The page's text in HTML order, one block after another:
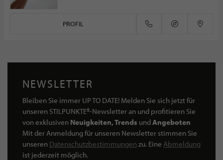
PROFIL
NEWSLETTER
Bleiben Sie immer UP TO DATE! Melden Sie sich jetzt für
unseren STILPUNKTE®-Newsletter an und profitieren Sie
von exklusiven Neuigkeiten, Trends undAngeboten
Mit der Anmeldung für unseren Newsletter stimmen Sie
unseren Datenschutzbestimmungen zu. Eine Abmeldung
ist jederzeit möglich.